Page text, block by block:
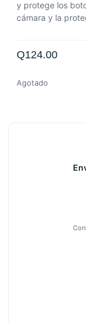
y protege los
cámara y la
Q124.00
Agotado